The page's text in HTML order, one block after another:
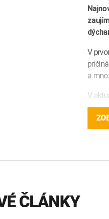
INTOLERANCIA
V
a
V
sme
ČLÁNKY